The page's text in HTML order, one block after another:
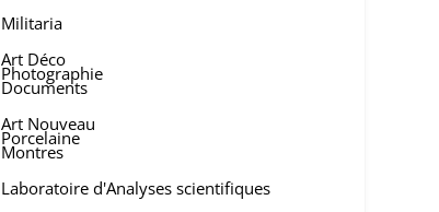
Militaria
Art Déco
Photographie
Documents
Art Nouveau
Porcelaine
Montres
Laboratoire d'Analyses scientifiques